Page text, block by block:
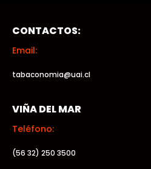
CONTACTOS:
Email:
tabaconomia@uai.cl
VIÑA DEL MAR
Teléfono:
(56 32) 250 3500